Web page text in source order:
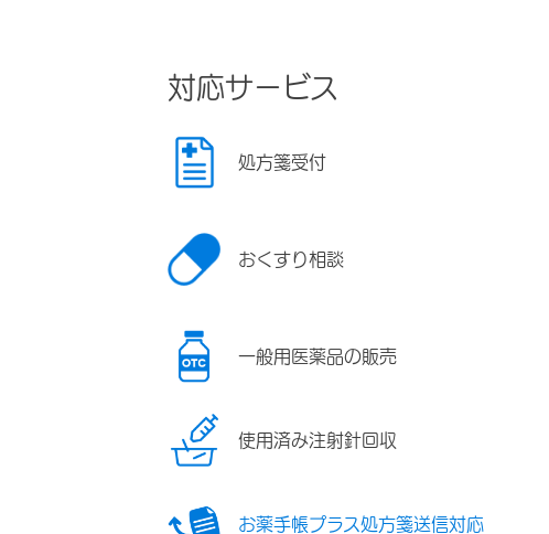
対応サービス
処方箋受付
おくすり相談
一般用医薬品の販売
使用済み注射針回収
お薬手帳プラス処方箋送信対応